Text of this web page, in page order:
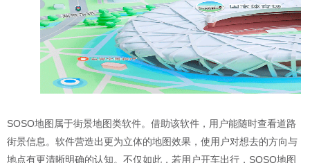
SOSO地图属于街景地图类软件。借助该软件，用户能随时查看道路
街景信息。软件营造出更为立体的地图效果，使用户对想去的方向与
地点有更清晰明确的认知。不仅如此，若用户开车出行，SOSO地图